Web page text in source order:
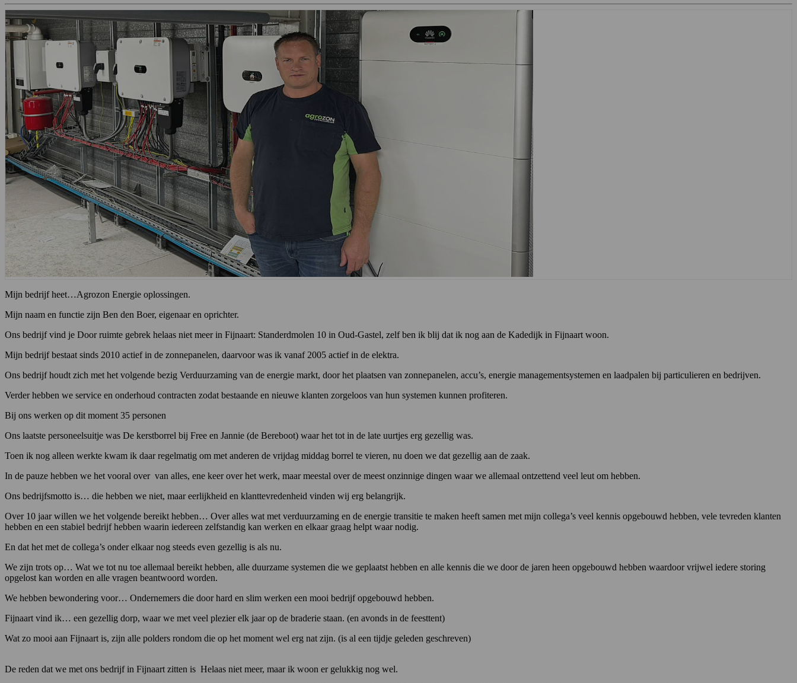
Mijn bedrijf heet…Agrozon Energie oplossingen.
Mijn naam en functie zijn Ben den Boer, eigenaar en oprichter.
Ons bedrijf vind je Door ruimte gebrek helaas niet meer in Fijnaart: Standerdmolen 10 in Oud-Gastel, zelf ben ik blij dat ik nog aan de Kadedijk in Fijnaart woon.
Mijn bedrijf bestaat sinds 2010 actief in de zonnepanelen, daarvoor was ik vanaf 2005 actief in de elektra.
Ons bedrijf houdt zich met het volgende bezig Verduurzaming van de energie markt, door het plaatsen van zonnepanelen, accu’s, energie managementsystemen en laadpalen bij particulieren en bedrijven.
Verder hebben we service en onderhoud contracten zodat bestaande en nieuwe klanten zorgeloos van hun systemen kunnen profiteren.
Bij ons werken op dit moment 35 personen
Ons laatste personeelsuitje was De kerstborrel bij Free en Jannie (de Bereboot) waar het tot in de late uurtjes erg gezellig was.
Toen ik nog alleen werkte kwam ik daar regelmatig om met anderen de vrijdag middag borrel te vieren, nu doen we dat gezellig aan de zaak.
In de pauze hebben we het vooral over van alles, ene keer over het werk, maar meestal over de meest onzinnige dingen waar we allemaal ontzettend veel leut om hebben.
Ons bedrijfsmotto is… die hebben we niet, maar eerlijkheid en klanttevredenheid vinden wij erg belangrijk.
Over 10 jaar willen we het volgende bereikt hebben… Over alles wat met verduurzaming en de energie transitie te maken heeft samen met mijn collega’s veel kennis opgebouwd hebben, vele tevreden klanten
hebben en een stabiel bedrijf hebben waarin iedereen zelfstandig kan werken en elkaar graag helpt waar nodig.
En dat het met de collega’s onder elkaar nog steeds even gezellig is als nu.
We zijn trots op… Wat we tot nu toe allemaal bereikt hebben, alle duurzame systemen die we geplaatst hebben en alle kennis die we door de jaren heen opgebouwd hebben waardoor vrijwel iedere storing
opgelost kan worden en alle vragen beantwoord worden.
We hebben bewondering voor… Ondernemers die door hard en slim werken een mooi bedrijf opgebouwd hebben.
Fijnaart vind ik… een gezellig dorp, waar we met veel plezier elk jaar op de braderie staan. (en avonds in de feesttent)
Wat zo mooi aan Fijnaart is, zijn alle polders rondom die op het moment wel erg nat zijn. (is al een tijdje geleden geschreven)
De reden dat we met ons bedrijf in Fijnaart zitten is Helaas niet meer, maar ik woon er gelukkig nog wel.